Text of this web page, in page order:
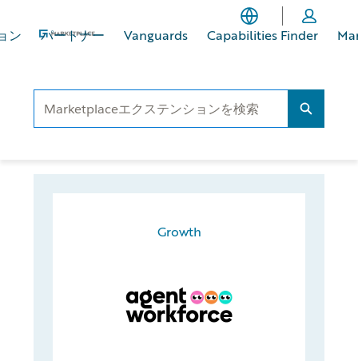
イ
ン
ッ
タ
ン パートナー Vanguards Capabilities Finder
Search...
Growth